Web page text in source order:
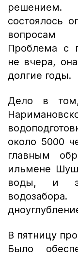
решением.
состоялось
вопросам
Проблема с
не вчера,
долгие годы.
Дело в
около 5000
главным
ильмене
воды, и
В пятницу
Было